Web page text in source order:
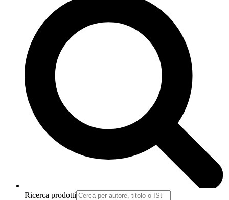
Ricerca prodotti